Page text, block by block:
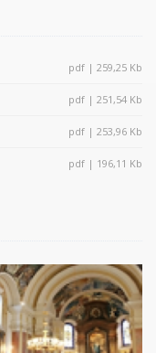
pdf | 259,25 Kb
pdf | 251,54 Kb
pdf | 253,96 Kb
pdf | 196,11 Kb